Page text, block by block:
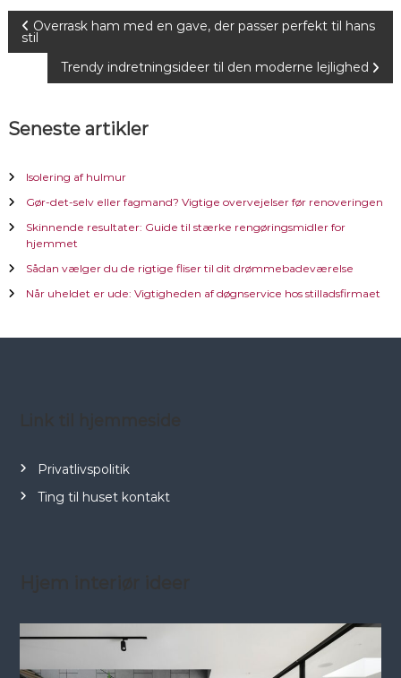
æ
g
s
g
o
Overrask ham med en gave, der passer perfekt til hans
stil
Trendy indretningsideer til den moderne lejlighed
Seneste artikler
Isolering af hulmur
Gør-det-selv eller fagmand? Vigtige overvejelser før renoveringen
Skinnende resultater: Guide til stærke rengøringsmidler for
hjemmet
Sådan vælger du de rigtige fliser til dit drømmebadeværelse
Når uheldet er ude: Vigtigheden af døgnservice hos stilladsfirmaet
Privatlivspolitik
Ting til huset kontakt